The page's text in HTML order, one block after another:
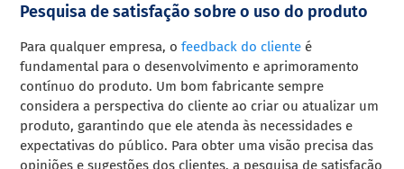
Pesquisa de satisfação sobre o uso do produto
Para qualquer empresa, o feedback do cliente é
fundamental para o desenvolvimento e aprimoramento
contínuo do produto. Um bom fabricante sempre
considera a perspectiva do cliente ao criar ou atualizar um
produto, garantindo que ele atenda às necessidades e
expectativas do público. Para obter uma visão precisa das
opiniões e sugestões dos clientes, a pesquisa de satisfação